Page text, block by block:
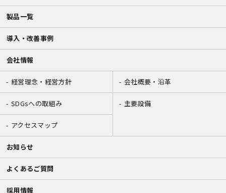
製品一覧
導入・改善事例
会社情報
経営理念・経営方針 会社概要・沿革
SDGsへの取組み 主要設備
アクセスマップ
お知らせ
よくあるご質問
採用情報